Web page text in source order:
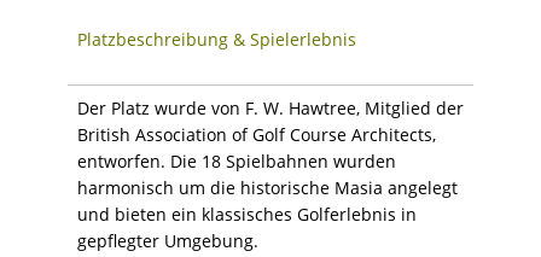
Platzbeschreibung & Spielerlebnis
Der Platz wurde von F. W. Hawtree, Mitglied der
British Association of Golf Course Architects,
entworfen. Die 18 Spielbahnen wurden
harmonisch um die historische Masia angelegt
und bieten ein klassisches Golferlebnis in
gepflegter Umgebung.